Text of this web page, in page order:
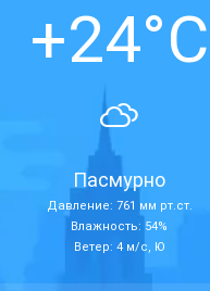
+24°C
Пасмурно
Давление: 761 мм рт.ст.
Влажность: 54%
Ветер: 4 м/с, Ю